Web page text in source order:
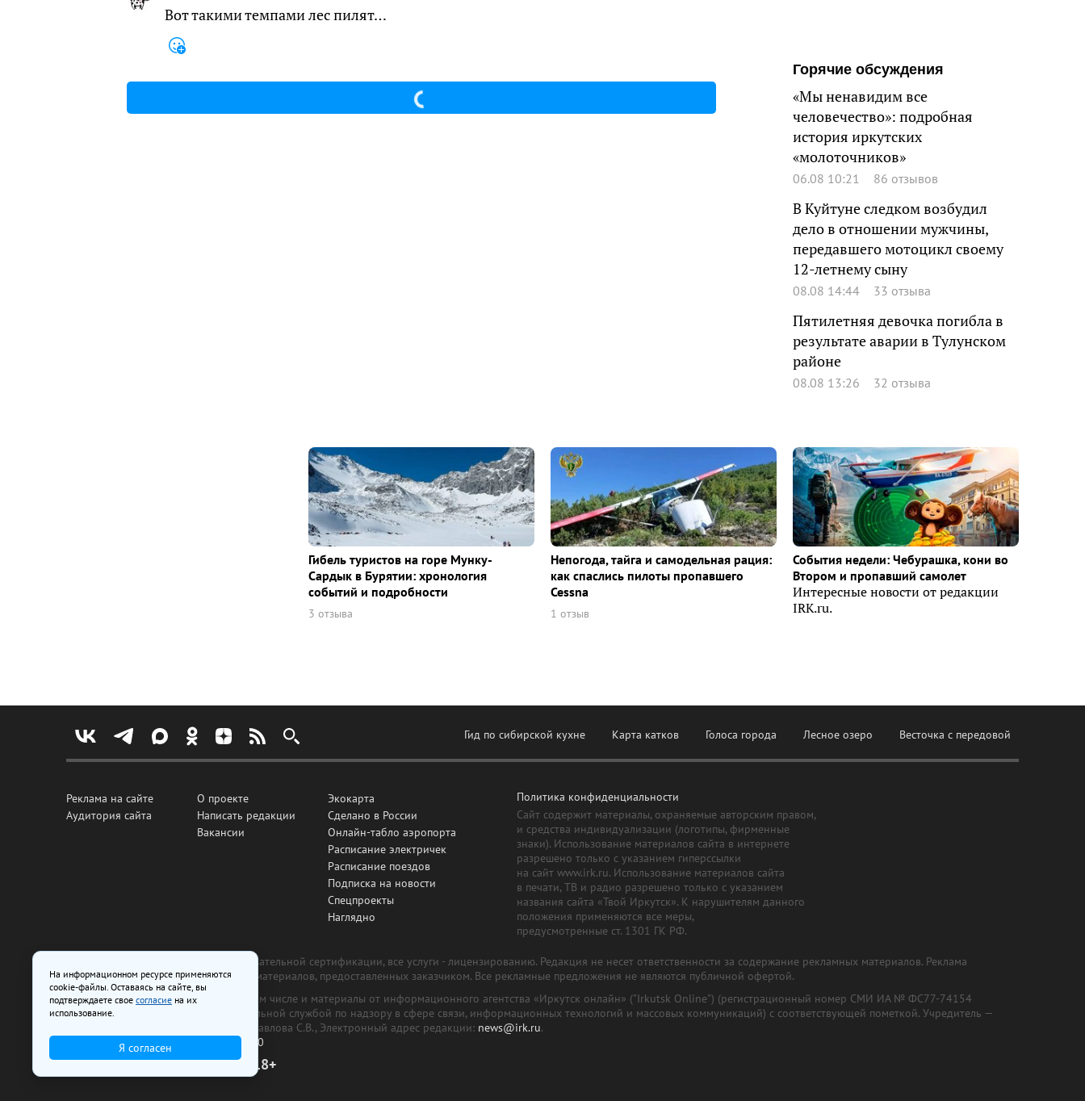
Вот такими темпами лес пилят…
Горячие обсуждения
«Мы ненавидим все
человечество»: подробная
история иркутских
«молоточников»
06.08 10:21 86 отзывов
В Куйтуне следком возбудил
дело в отношении мужчины,
передавшего мотоцикл своему
12-летнему сыну
08.08 14:44 33 отзыва
Пятилетняя девочка погибла в
результате аварии в Тулунском
районе
08.08 13:26 32 отзыва
Гибель туристов на горе Мунку-
Сардык в Бурятии: хронология
событий и подробности
3 отзыва
Непогода, тайга и самодельная рация:
как спаслись пилоты пропавшего
Cessna
1 отзыв
События недели: Чебурашка, кони во
Втором и пропавший самолет
Интересные новости от редакции
IRK.ru.
Гид по сибирской кухне Карта катков Голоса города Лесное озеро Весточка с передовой
Реклама на сайте
Аудитория сайта
О проекте
Написать редакции
Вакансии
Экокарта
Сделано в России
Онлайн-табло аэропорта
Расписание электричек
Расписание поездов
Подписка на новости
Спецпроекты
Наглядно
Политика конфиденциальности
Сайт содержит материалы, охраняемые авторским правом,
и средства индивидуализации (логотипы, фирменные
знаки). Использование материалов сайта в интернете
разрешено только с указанием гиперссылки
на сайт www.irk.ru. Использование материалов сайта
в печати, ТВ и радио разрешено только с указанием
названия сайта «Твой Иркутск». К нарушителям данного
положения применяются все меры,
предусмотренные ст. 1301 ГК РФ.
Все рекламные товары подлежат обязательной сертификации, все услуги - лицензированию. Редакция не несет ответственности за содержание рекламных материалов. Реклама
изготовлена и размещена на основе материалов, предоставленных заказчиком. Все рекламные предложения не являются публичной офертой.
На сайте www.irk.ru размещаются в том числе и материалы от информационного агентства «Иркутск онлайн» ("Irkutsk Online") (регистрационный номер СМИ ИА № ФС77-74154
от 29 октября 2018 г., выдан Федеральной службой по надзору в сфере связи, информационных технологий и массовых коммуникаций) с соответствующей пометкой. Учредитель —
ООО «Ирк.ру». Главный редактор — Павлова С.В., Электронный адрес редакции: news@irk.ru.
Телефон редакции:
+7 (3952) 48-88-50
18+
На информационном ресурсе применяются
cookie-файлы. Оставаясь на сайте, вы
подтверждаете свое согласие на их
использование.
Я согласен